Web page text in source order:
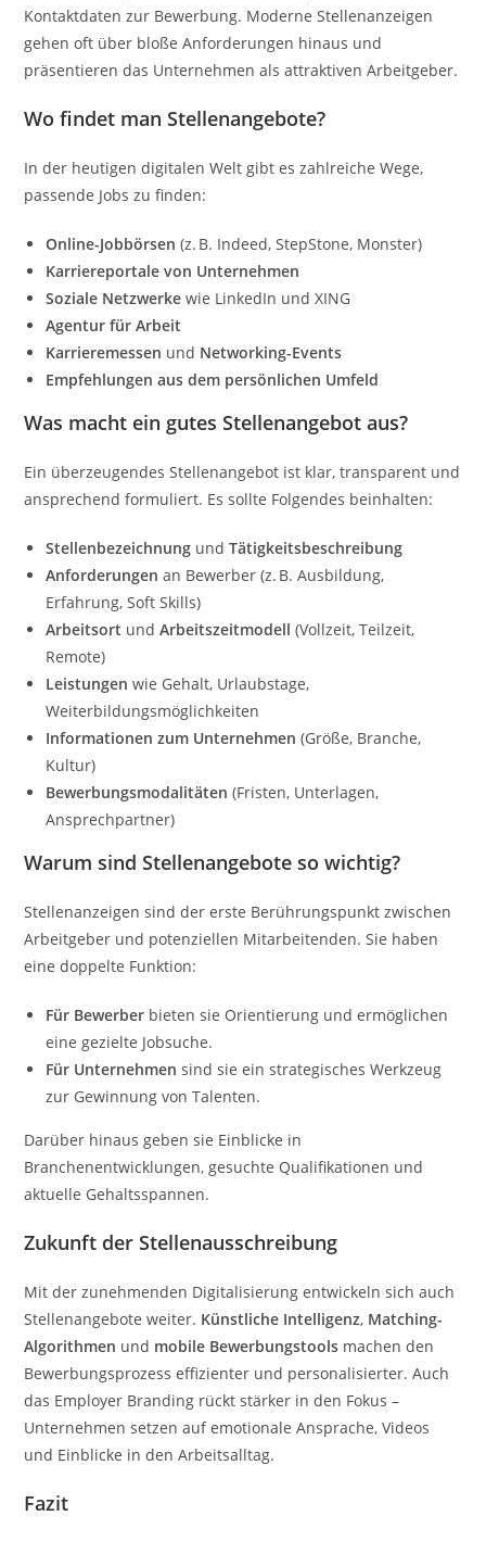
Kontaktdaten zur Bewerbung. Moderne Stellenanzeigen
gehen oft über bloße Anforderungen hinaus und
präsentieren das Unternehmen als attraktiven Arbeitgeber.
Wo findet man Stellenangebote?
In der heutigen digitalen Welt gibt es zahlreiche Wege,
passende Jobs zu finden:
Online-Jobbörsen (z. B. Indeed, StepStone, Monster)
Karriereportale von Unternehmen
Soziale Netzwerke wie LinkedIn und XING
Agentur für Arbeit
Karrieremessen und Networking-Events
Empfehlungen aus dem persönlichen Umfeld
Was macht ein gutes Stellenangebot aus?
Ein überzeugendes Stellenangebot ist klar, transparent und
ansprechend formuliert. Es sollte Folgendes beinhalten:
Stellenbezeichnung undTätigkeitsbeschreibung
Anforderungen an Bewerber (z. B. Ausbildung,
Erfahrung, Soft Skills)
Arbeitsort undArbeitszeitmodell (Vollzeit, Teilzeit,
Remote)
Leistungen wie Gehalt, Urlaubstage,
Weiterbildungsmöglichkeiten
Informationen zum Unternehmen (Größe, Branche,
Kultur)
Bewerbungsmodalitäten (Fristen, Unterlagen,
Ansprechpartner)
Warum sind Stellenangebote so wichtig?
Stellenanzeigen sind der erste Berührungspunkt zwischen
Arbeitgeber und potenziellen Mitarbeitenden. Sie haben
eine doppelte Funktion:
Für Bewerber bieten sie Orientierung und ermöglichen
eine gezielte Jobsuche.
Für Unternehmen sind sie ein strategisches Werkzeug
zur Gewinnung von Talenten.
Darüber hinaus geben sie Einblicke in
Branchenentwicklungen, gesuchte Qualifikationen und
aktuelle Gehaltsspannen.
Zukunft der Stellenausschreibung
Mit der zunehmenden Digitalisierung entwickeln sich auch
Stellenangebote weiter. Künstliche Intelligenz, Matching-
Algorithmen und mobile Bewerbungstools machen den
Bewerbungsprozess effizienter und personalisierter. Auch
das Employer Branding rückt stärker in den Fokus –
Unternehmen setzen auf emotionale Ansprache, Videos
und Einblicke in den Arbeitsalltag.
Fazit